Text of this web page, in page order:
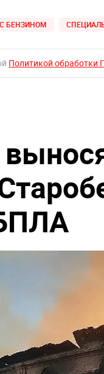
БЕНЗИНОМ
Политикой обработки